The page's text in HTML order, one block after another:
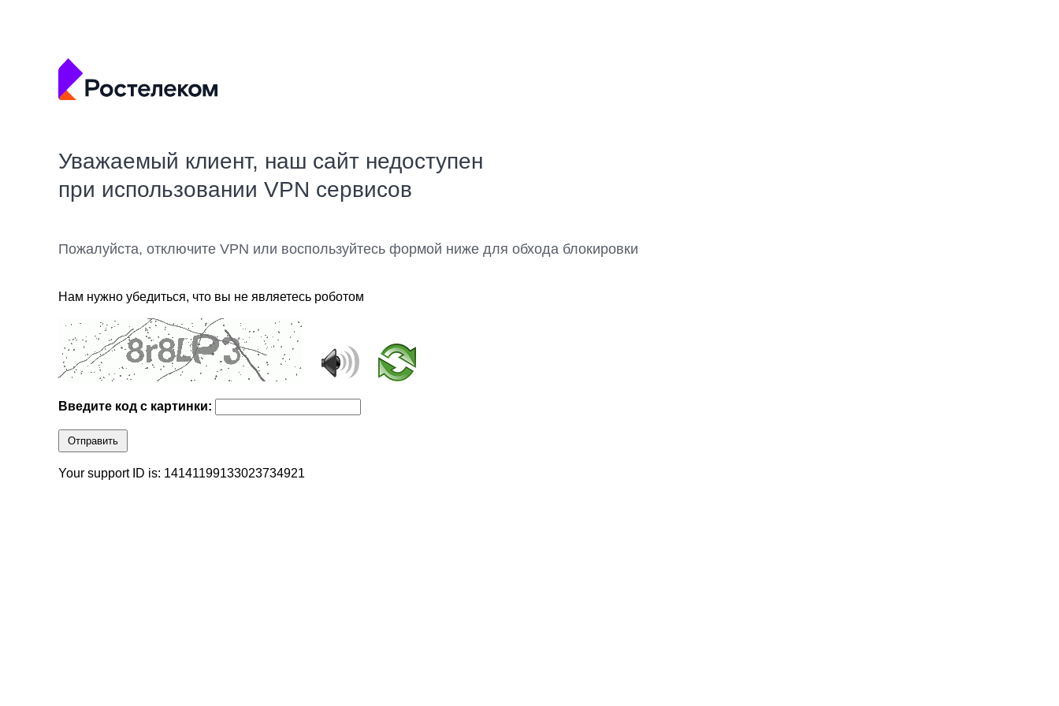
Уважаемый клиент, наш сайт недоступен
при использовании VPN сервисов
Пожалуйста, отключите VPN или воспользуйтесь формой ниже для обхода блокировки
Нам нужно убедиться, что вы не являетесь роботом
Введите код с картинки:
Отправить
Your support ID is: 14141199133023734921